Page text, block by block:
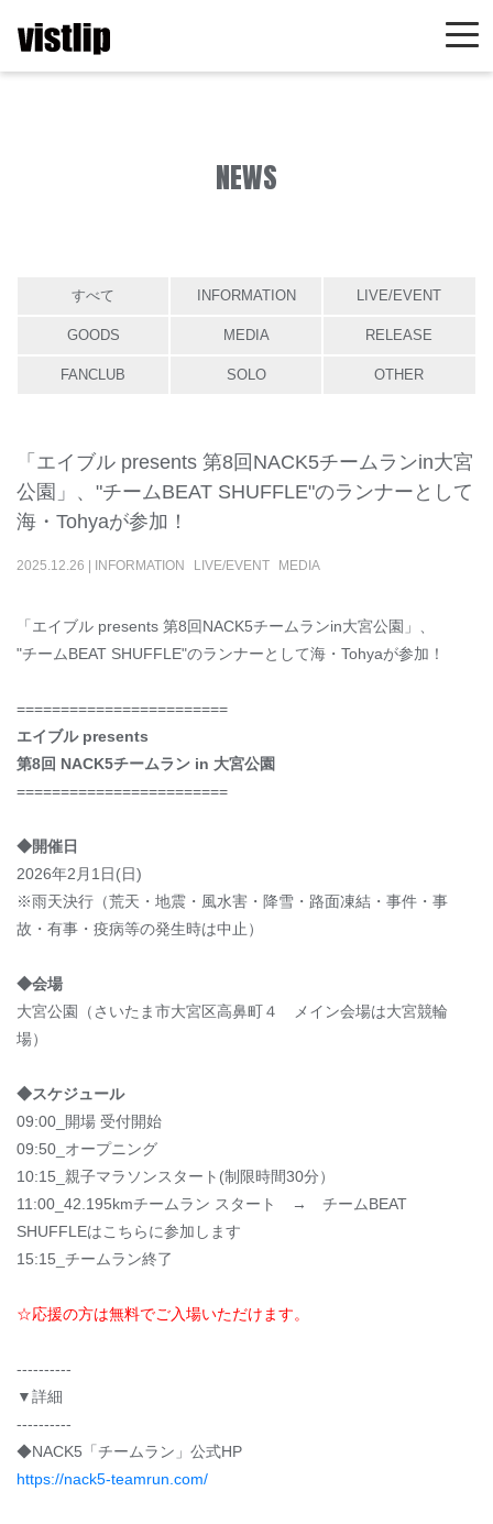
NEWS
すべて INFORMATION LIVE/EVENT
GOODS MEDIA RELEASE
FANCLUB SOLO OTHER
「エイブル presents 第8回NACK5チームランin大宮
公園」、"チームBEAT SHUFFLE"のランナーとして
海・Tohyaが参加！
2025.12.26 INFORMATION LIVE/EVENT MEDIA
「エイブル presents 第8回NACK5チームランin大宮公園」、
"チームBEAT SHUFFLE"のランナーとして海・Tohyaが参加！
========================
エイブル presents
第8回 NACK5チームラン in 大宮公園
========================
◆開催日
2026年2月1日(日)
※雨天決行（荒天・地震・風水害・降雪・路面凍結・事件・事
故・有事・疫病等の発生時は中止）
◆会場
大宮公園（さいたま市大宮区高鼻町４ メイン会場は大宮競輪
場）
◆スケジュール
09:00_開場 受付開始
09:50_オープニング
10:15_親子マラソンスタート(制限時間30分）
11:00_42.195kmチームラン スタート → チームBEAT
SHUFFLEはこちらに参加します
15:15_チームラン終了
☆応援の方は無料でご入場いただけます。
----------
▼詳細
----------
◆NACK5「チームラン」公式HP
https://nack5-teamrun.com/